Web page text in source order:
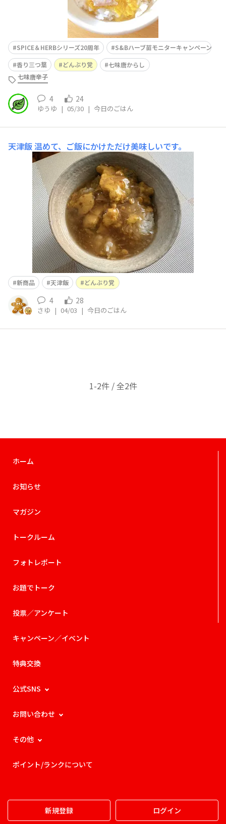
SPICE＆HERBシリーズ20周年
S&Bハーブ苗モニターキャンペーン
香り三つ葉
どんぶり党
七味唐からし
七味唐辛子
4 24
ゆうゆ | 05/30 | 今日のごはん
天津飯温めて、ご飯にかけただけ美味しいです。
新商品 天津飯 どんぶり党
4 28
さゆ | 04/03 | 今日のごはん
1-2件 / 全2件
ホーム
お知らせ
マガジン
トークルーム
フォトレポート
お題でトーク
投票／アンケート
キャンペーン／イベント
特典交換
公式SNS
お問い合わせ
その他
ポイント/ランクについて
新規登録 ログイン